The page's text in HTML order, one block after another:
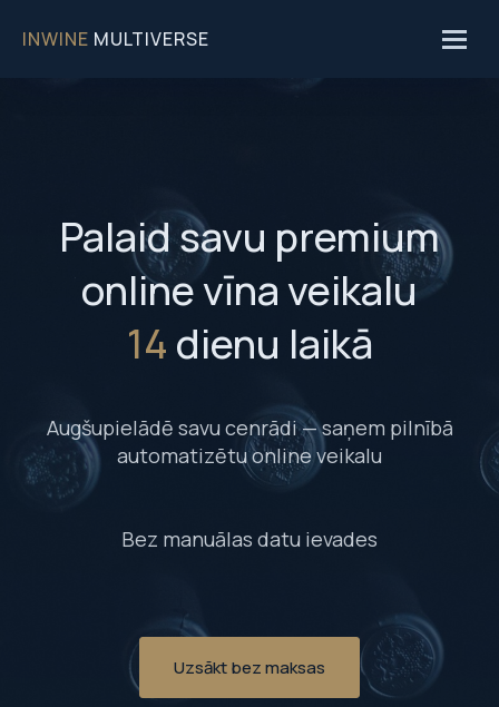
INWINE MULTIVERSE
Palaid savu premium
online vīna veikalu
14 dienu laikā
Augšupielādē savu cenrādi — saņem pilnībā
automatizētu online veikalu
Bez manuālas datu ievades
Uzsākt bez maksas